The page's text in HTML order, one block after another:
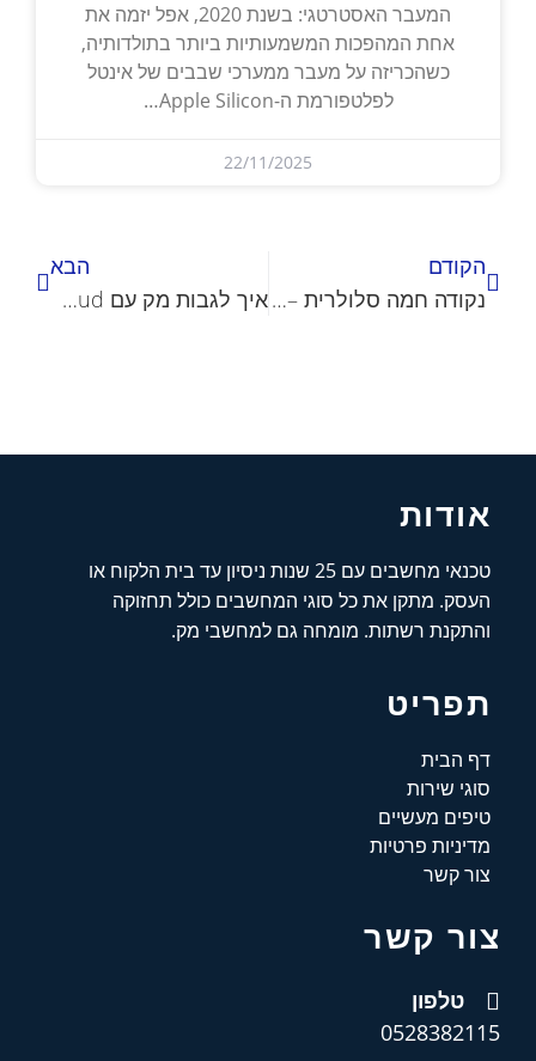
המעבר האסטרטגי: בשנת 2020, אפל יזמה את
אחת המהפכות המשמעותיות ביותר בתולדותיה,
כשהכריזה על מעבר ממערכי שבבים של אינטל
לפלטפורמת ה-Apple Silicon…
22/11/2025
הקודם
נקודה חמה סלולרית – כשהאינטרנט הרגיל מפסיק לעבוד
הבא
איך לגבות מק עם iCloud בקלות – המדריך המלא
אודות
טכנאי מחשבים עם 25 שנות ניסיון עד בית הלקוח או
העסק. מתקן את כל סוגי המחשבים כולל תחזוקה
והתקנת רשתות. מומחה גם למחשבי מק.
תפריט
דף הבית
סוגי שירות
טיפים מעשיים
מדיניות פרטיות
צור קשר
צור קשר
טלפון
0528382115